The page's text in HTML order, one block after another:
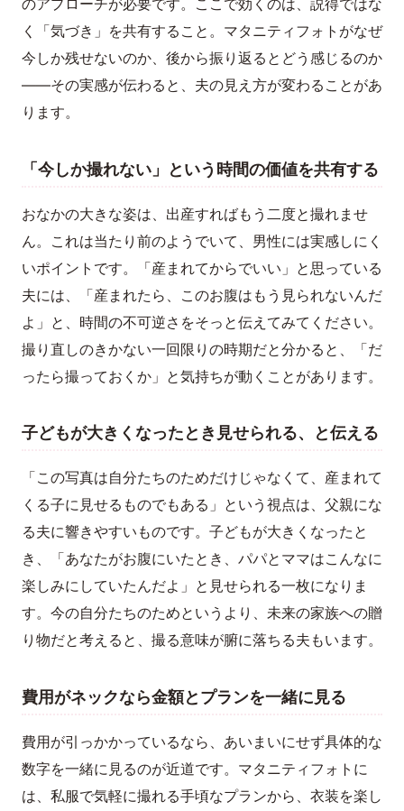
のアプローチが必要です。ここで効くのは、説得ではな
く「気づき」を共有すること。マタニティフォトがなぜ
今しか残せないのか、後から振り返るとどう感じるのか
——その実感が伝わると、夫の見え方が変わることがあ
ります。
「今しか撮れない」という時間の価値を共有する
おなかの大きな姿は、出産すればもう二度と撮れませ
ん。これは当たり前のようでいて、男性には実感しにく
いポイントです。「産まれてからでいい」と思っている
夫には、「産まれたら、このお腹はもう見られないんだ
よ」と、時間の不可逆さをそっと伝えてみてください。
撮り直しのきかない一回限りの時期だと分かると、「だ
ったら撮っておくか」と気持ちが動くことがあります。
子どもが大きくなったとき見せられる、と伝える
「この写真は自分たちのためだけじゃなくて、産まれて
くる子に見せるものでもある」という視点は、父親にな
る夫に響きやすいものです。子どもが大きくなったと
き、「あなたがお腹にいたとき、パパとママはこんなに
楽しみにしていたんだよ」と見せられる一枚になりま
す。今の自分たちのためというより、未来の家族への贈
り物だと考えると、撮る意味が腑に落ちる夫もいます。
費用がネックなら金額とプランを一緒に見る
費用が引っかかっているなら、あいまいにせず具体的な
数字を一緒に見るのが近道です。マタニティフォトに
は、私服で気軽に撮れる手頃なプランから、衣装を楽し